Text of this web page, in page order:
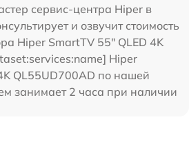
сервис-центра Hiper в
и озвучит стоимость
Hiper SmartTV 55" QLED 4K
Hiper
QL55UD700AD по нашей
занимает 2 часа при наличии